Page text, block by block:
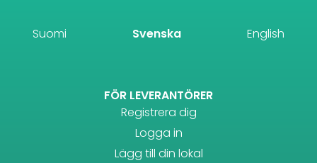
Suomi Svenska English
FÖR LEVERANTÖRER
Registrera dig
Logga in
Lägg till din lokal